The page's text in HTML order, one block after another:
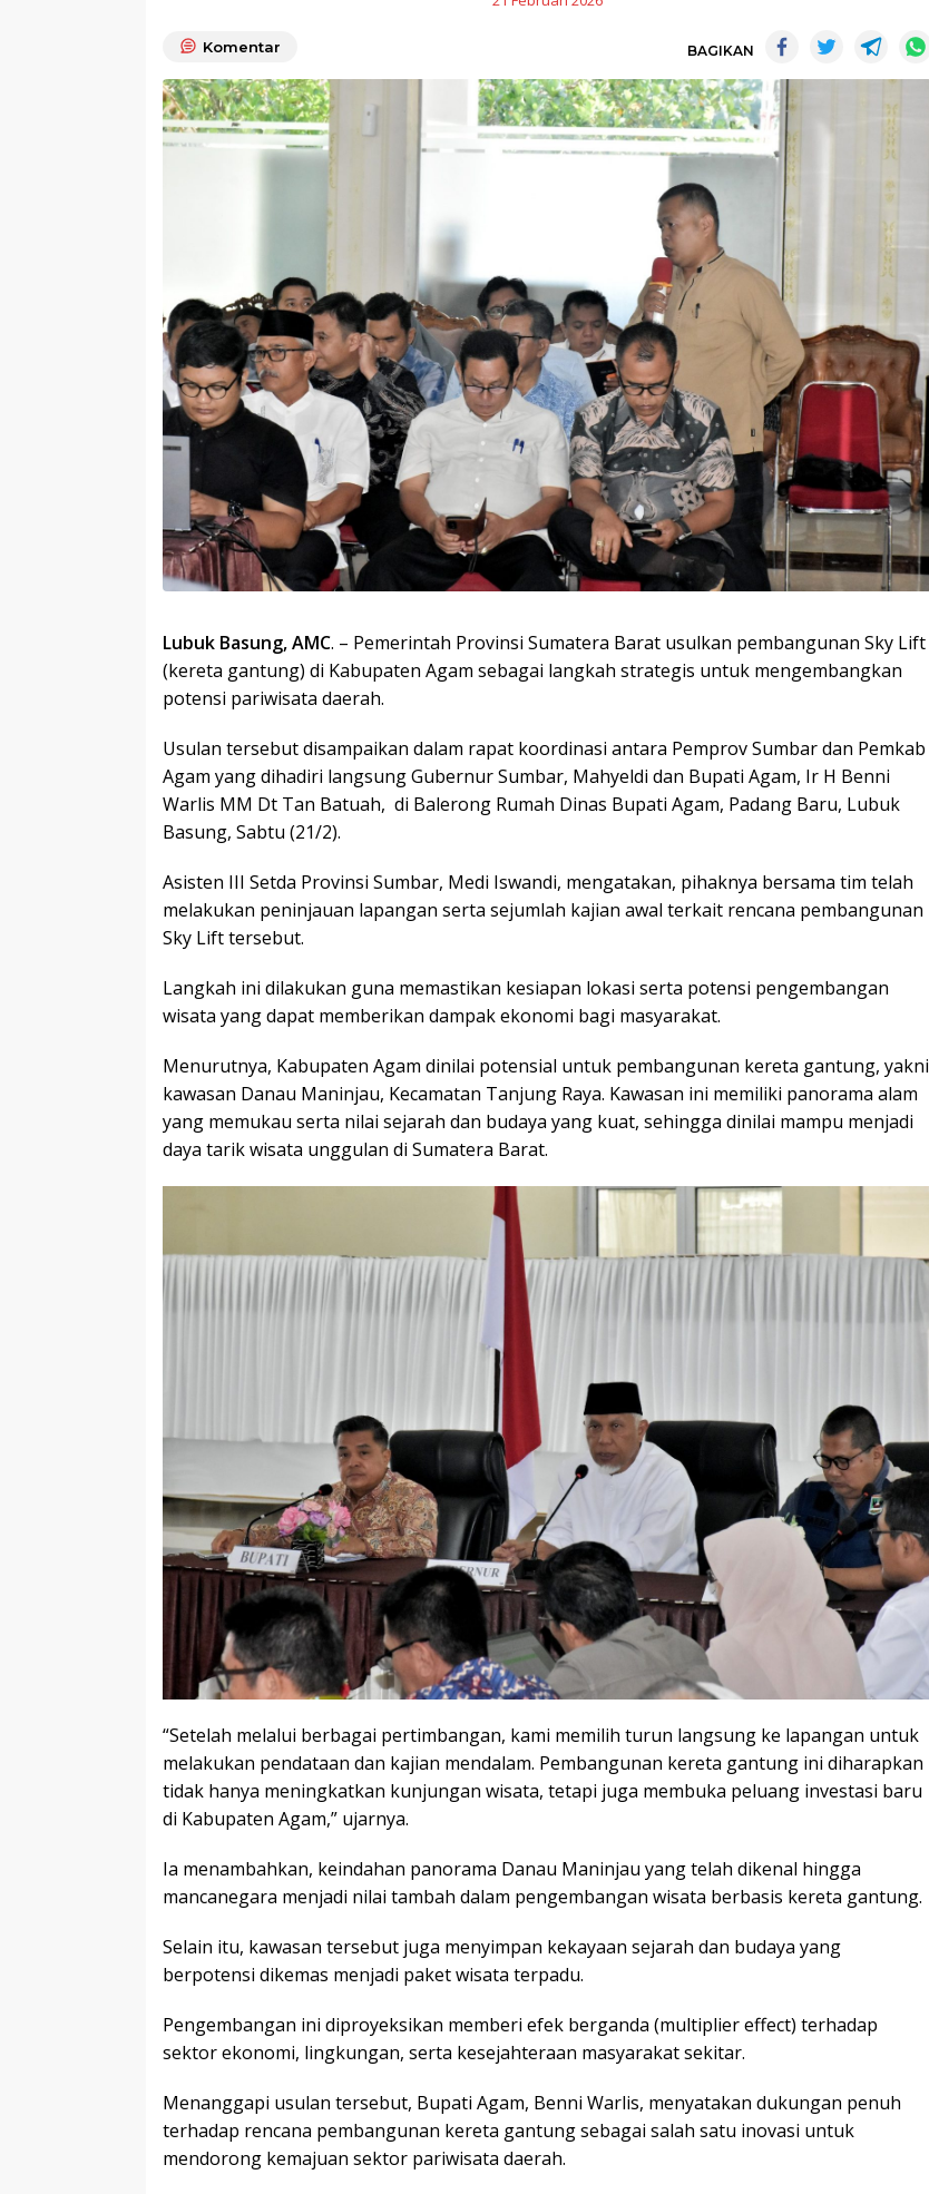
Komentar BAGIKAN
Lubuk Basung, AMC. – Pemerintah Provinsi Sumatera Barat usulkan pembangunan Sky Lift
(kereta gantung) di Kabupaten Agam sebagai langkah strategis untuk mengembangkan
potensi pariwisata daerah.
Usulan tersebut disampaikan dalam rapat koordinasi antara Pemprov Sumbar dan Pemkab
Agam yang dihadiri langsung Gubernur Sumbar, Mahyeldi dan Bupati Agam, Ir H Benni
Warlis MM Dt Tan Batuah, di Balerong Rumah Dinas Bupati Agam, Padang Baru, Lubuk
Basung, Sabtu (21/2).
Asisten III Setda Provinsi Sumbar, Medi Iswandi, mengatakan, pihaknya bersama tim telah
melakukan peninjauan lapangan serta sejumlah kajian awal terkait rencana pembangunan
Sky Lift tersebut.
Langkah ini dilakukan guna memastikan kesiapan lokasi serta potensi pengembangan
wisata yang dapat memberikan dampak ekonomi bagi masyarakat.
Menurutnya, Kabupaten Agam dinilai potensial untuk pembangunan kereta gantung, yakni
kawasan Danau Maninjau, Kecamatan Tanjung Raya. Kawasan ini memiliki panorama alam
yang memukau serta nilai sejarah dan budaya yang kuat, sehingga dinilai mampu menjadi
daya tarik wisata unggulan di Sumatera Barat.
“Setelah melalui berbagai pertimbangan, kami memilih turun langsung ke lapangan untuk
melakukan pendataan dan kajian mendalam. Pembangunan kereta gantung ini diharapkan
tidak hanya meningkatkan kunjungan wisata, tetapi juga membuka peluang investasi baru
di Kabupaten Agam,” ujarnya.
Ia menambahkan, keindahan panorama Danau Maninjau yang telah dikenal hingga
mancanegara menjadi nilai tambah dalam pengembangan wisata berbasis kereta gantung.
Selain itu, kawasan tersebut juga menyimpan kekayaan sejarah dan budaya yang
berpotensi dikemas menjadi paket wisata terpadu.
Pengembangan ini diproyeksikan memberi efek berganda (multiplier effect) terhadap
sektor ekonomi, lingkungan, serta kesejahteraan masyarakat sekitar.
Menanggapi usulan tersebut, Bupati Agam, Benni Warlis, menyatakan dukungan penuh
terhadap rencana pembangunan kereta gantung sebagai salah satu inovasi untuk
mendorong kemajuan sektor pariwisata daerah.